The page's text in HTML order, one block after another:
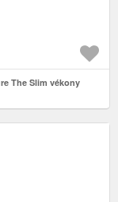
The Slim vékony